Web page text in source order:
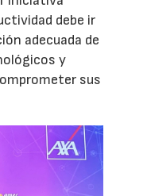
debe ir
adecuada de
y
sus